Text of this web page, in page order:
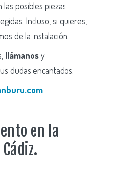
las posibles piezas
Incluso, si quieres,
de la instalación.
llámanosy
dudas encantados.
en la